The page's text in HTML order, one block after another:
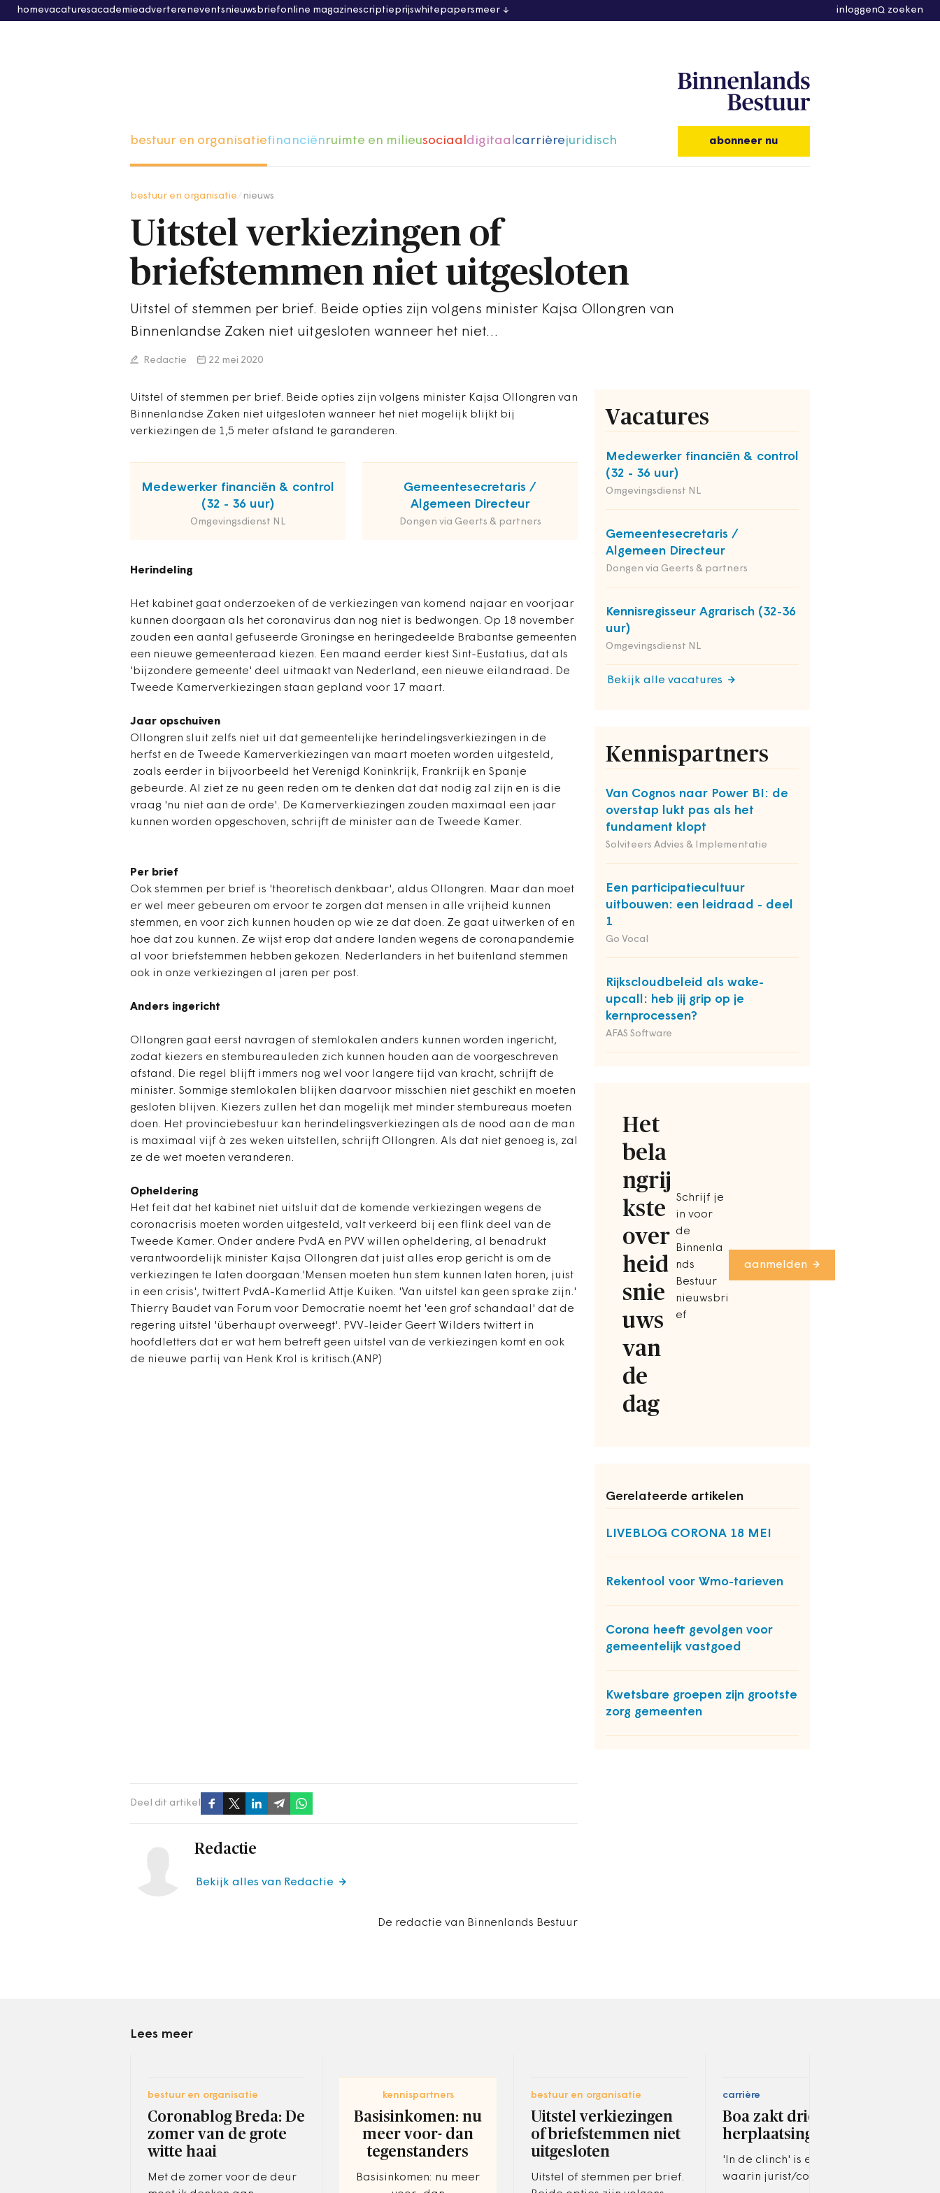
homevacaturesacademieadvertereneventsnieuwsbriefonline magazinescriptieprijswhitepapersmeer inloggen zoeken
bestuur en organisatiefinanciënruimte en milieusociaaldigitaalcarrièrejuridisch abonneer nu
bestuur en organisatie nieuws
Uitstel verkiezingen of
briefstemmen niet uitgesloten
Uitstel of stemmen per brief. Beide opties zijn volgens minister Kajsa Ollongren van
Binnenlandse Zaken niet uitgesloten wanneer het niet…
Redactie 22 mei 2020
Uitstel of stemmen per brief. Beide opties zijn volgens minister Kajsa Ollongren van
Binnenlandse Zaken niet uitgesloten wanneer het niet mogelijk blijkt bij
verkiezingen de 1,5 meter afstand te garanderen.
Medewerker financiën & control
(32 - 36 uur)
Omgevingsdienst NL
Gemeentesecretaris /
Algemeen Directeur
Dongen via Geerts & partners
Herindeling
Vacatures
Medewerker financiën & control
(32 - 36 uur)
Omgevingsdienst NL
Gemeentesecretaris /
Algemeen Directeur
Dongen via Geerts & partners
Kennisregisseur Agrarisch (32-36
uur)
Omgevingsdienst NL
Bekijk alle vacatures
Kennispartners
Van Cognos naar Power BI: de
overstap lukt pas als het
fundament klopt
Solviteers Advies & Implementatie
Een participatiecultuur
uitbouwen: een leidraad - deel
1
Go Vocal
Rijkscloudbeleid als wake-
upcall: heb jij grip op je
kernprocessen?
AFAS Software
Het
bela
ngrij
kste
over
heid
snie
uws
van
de
dag
Schrijf je
in voor
de
Binnenla
nds
Bestuur
nieuwsbri
ef
aanmelden
Gerelateerde artikelen
LIVEBLOG CORONA 18 MEI
Rekentool voor Wmo-tarieven
Corona heeft gevolgen voor
gemeentelijk vastgoed
Kwetsbare groepen zijn grootste
zorg gemeenten
Het kabinet gaat onderzoeken of de verkiezingen van komend najaar en voorjaar
kunnen doorgaan als het coronavirus dan nog niet is bedwongen. Op 18 november
zouden een aantal gefuseerde Groningse en heringedeelde Brabantse gemeenten
een nieuwe gemeenteraad kiezen. Een maand eerder kiest Sint-Eustatius, dat als
'bijzondere gemeente' deel uitmaakt van Nederland, een nieuwe eilandraad. De
Tweede Kamerverkiezingen staan gepland voor 17 maart.
Jaar opschuiven
Ollongren sluit zelfs niet uit dat gemeentelijke herindelingsverkiezingen in de
herfst en de Tweede Kamerverkiezingen van maart moeten worden uitgesteld,
zoals eerder in bijvoorbeeld het Verenigd Koninkrijk, Frankrijk en Spanje
gebeurde. Al ziet ze nu geen reden om te denken dat dat nodig zal zijn en is die
vraag 'nu niet aan de orde'. De Kamerverkiezingen zouden maximaal een jaar
kunnen worden opgeschoven, schrijft de minister aan de Tweede Kamer.
Per brief
Ook stemmen per brief is 'theoretisch denkbaar', aldus Ollongren. Maar dan moet
er wel meer gebeuren om ervoor te zorgen dat mensen in alle vrijheid kunnen
stemmen, en voor zich kunnen houden op wie ze dat doen. Ze gaat uitwerken of en
hoe dat zou kunnen. Ze wijst erop dat andere landen wegens de coronapandemie
al voor briefstemmen hebben gekozen. Nederlanders in het buitenland stemmen
ook in onze verkiezingen al jaren per post.
Anders ingericht
Ollongren gaat eerst navragen of stemlokalen anders kunnen worden ingericht,
zodat kiezers en stembureauleden zich kunnen houden aan de voorgeschreven
afstand. Die regel blijft immers nog wel voor langere tijd van kracht, schrijft de
minister. Sommige stemlokalen blijken daarvoor misschien niet geschikt en moeten
gesloten blijven. Kiezers zullen het dan mogelijk met minder stembureaus moeten
doen. Het provinciebestuur kan herindelingsverkiezingen als de nood aan de man
is maximaal vijf à zes weken uitstellen, schrijft Ollongren. Als dat niet genoeg is, zal
ze de wet moeten veranderen.
Opheldering
Het feit dat het kabinet niet uitsluit dat de komende verkiezingen wegens de
coronacrisis moeten worden uitgesteld, valt verkeerd bij een flink deel van de
Tweede Kamer. Onder andere PvdA en PVV willen opheldering, al benadrukt
verantwoordelijk minister Kajsa Ollongren dat juist alles erop gericht is om de
verkiezingen te laten doorgaan.'Mensen moeten hun stem kunnen laten horen, juist
in een crisis', twittert PvdA-Kamerlid Attje Kuiken. 'Van uitstel kan geen sprake zijn.'
Thierry Baudet van Forum voor Democratie noemt het 'een grof schandaal' dat de
regering uitstel 'überhaupt overweegt'. PVV-leider Geert Wilders twittert in
hoofdletters dat er wat hem betreft geen uitstel van de verkiezingen komt en ook
de nieuwe partij van Henk Krol is kritisch.(ANP)
Deel dit artikel
Redactie
De redactie van Binnenlands Bestuur
Bekijk alles van Redactie
Lees meer
bestuur en organisatie
Coronablog Breda: De
zomer van de grote
witte haai
Met de zomer voor de deur
kennispartners
Basisinkomen: nu
meer voor- dan
tegenstanders
Basisinkomen: nu meer
bestuur en organisatie
Uitstel verkiezingen
of briefstemmen niet
uitgesloten
Uitstel of stemmen per brief.
carrière
Boa zakt drie keer,
herplaatsing dreigt
'In de clinch' is een rubriek
waarin jurist/columnist